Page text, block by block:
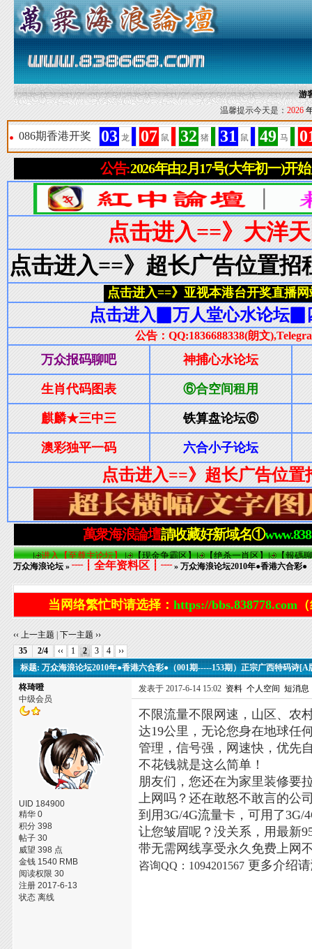
游
温馨提示今天是： 2026
万众海浪论坛 »┈┋全年资料区┋┈» 万众海浪论坛2010年●香港六合彩●
当网络繁忙时请选择： https://bbs.838778.com
‹‹ 上一主题 |下一主题 ››
35
2/4 ‹‹ 1 2 3 4
››
标题: 万众海浪论坛2010年●香港六合彩●（001期-----153期）正宗广西特码诗[A
柊琦噔
中级会员
UID 184900
精华 0
积分 398
帖子 30
威望 398 点
金钱 1540 RMB
阅读权限 30
注册 2017-6-13
状态 离线
发表于 2017-6-14 15:02 资料 个人空间 短消息
不限流量不限网速，山区、农
达19公里，无论您身在地球任
管理，信号强，网速快，优先
不花钱就是这么简单！
朋友们，您还在为家里装修要
上网吗？还在敢怒不敢言的公
到用3G/4G流量卡，可用了
让您皱眉呢？没关系，用最新
带无需网线享受永久免费上网
咨询QQ：1094201567 更多介绍